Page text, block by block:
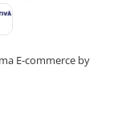
E-commerce by